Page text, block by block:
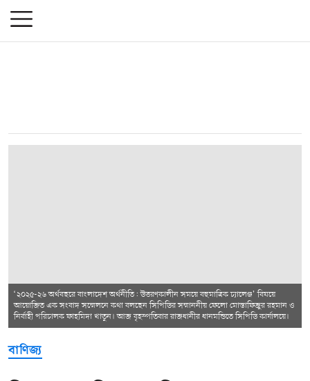
‘২০২৫-২৬ অর্থবছরে বাংলাদেশ অর্থনীতি: উত্তরণকালীন সময়ে বহুমাত্রিক চ্যালেঞ্জ’ বিষয়ে
আয়োজিত এক সংবাদ সম্মেলনে কথা বলছেন সিপিডির সম্মাননীয় ফেলো মোস্তাফিজুর রহমান ও
নির্বাহী পরিচালক ফাহমিদা খাতুন। আজ বৃহস্পতিবার রাজধানীর ধানমন্ডিতে সিপিডি কার্যালয়ে।
বাণিজ্য